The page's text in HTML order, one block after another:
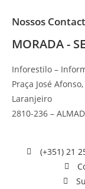
Nossos
MORADA -
Inforestilo –
Praça José
Laranjeiro
2810-236 –
(+351) 21